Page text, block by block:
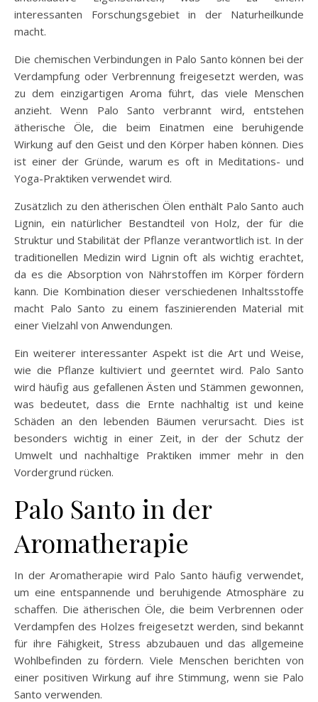
interessanten Forschungsgebiet in der Naturheilkunde
macht.
Die chemischen Verbindungen in Palo Santo können bei der
Verdampfung oder Verbrennung freigesetzt werden, was
zu dem einzigartigen Aroma führt, das viele Menschen
anzieht. Wenn Palo Santo verbrannt wird, entstehen
ätherische Öle, die beim Einatmen eine beruhigende
Wirkung auf den Geist und den Körper haben können. Dies
ist einer der Gründe, warum es oft in Meditations- und
Yoga-Praktiken verwendet wird.
Zusätzlich zu den ätherischen Ölen enthält Palo Santo auch
Lignin, ein natürlicher Bestandteil von Holz, der für die
Struktur und Stabilität der Pflanze verantwortlich ist. In der
traditionellen Medizin wird Lignin oft als wichtig erachtet,
da es die Absorption von Nährstoffen im Körper fördern
kann. Die Kombination dieser verschiedenen Inhaltsstoffe
macht Palo Santo zu einem faszinierenden Material mit
einer Vielzahl von Anwendungen.
Ein weiterer interessanter Aspekt ist die Art und Weise,
wie die Pflanze kultiviert und geerntet wird. Palo Santo
wird häufig aus gefallenen Ästen und Stämmen gewonnen,
was bedeutet, dass die Ernte nachhaltig ist und keine
Schäden an den lebenden Bäumen verursacht. Dies ist
besonders wichtig in einer Zeit, in der der Schutz der
Umwelt und nachhaltige Praktiken immer mehr in den
Vordergrund rücken.
Palo Santo in der
Aromatherapie
In der Aromatherapie wird Palo Santo häufig verwendet,
um eine entspannende und beruhigende Atmosphäre zu
schaffen. Die ätherischen Öle, die beim Verbrennen oder
Verdampfen des Holzes freigesetzt werden, sind bekannt
für ihre Fähigkeit, Stress abzubauen und das allgemeine
Wohlbefinden zu fördern. Viele Menschen berichten von
einer positiven Wirkung auf ihre Stimmung, wenn sie Palo
Santo verwenden.